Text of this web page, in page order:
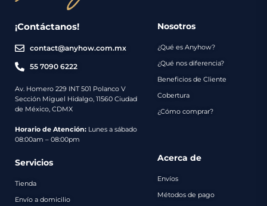
¡Contáctanos!
contact@anyhow.com.mx
55 7090 6222
Av. Homero 229 INT 501 Polanco V
Sección Miguel Hidalgo, 11560 Ciudad
de México, CDMX
Horario de Atención: Lunes a sábado
08:00am – 08:00pm
Nosotros
¿Qué es Anyhow?
¿Qué nos diferencia?
Beneficios de Cliente
Cobertura
¿Cómo comprar?
Servicios
Tienda
Envío a domicilio
Acerca de
Envíos
Métodos de pago
Servicios
Envíos
Métodos
de
Regalos
Contacto